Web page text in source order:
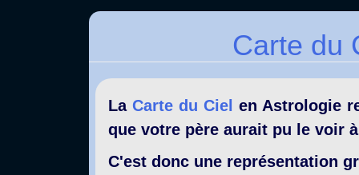
Carte du
La Carte du Ciel en Astrologie
que votre père aurait pu le voir
C'est donc une représentation